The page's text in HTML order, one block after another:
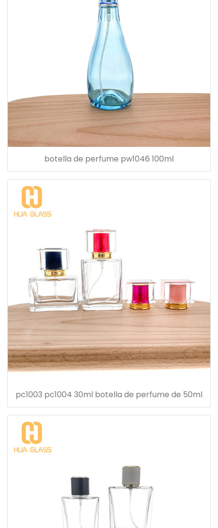
botella de perfume pw1046 100ml
pc1003 pc1004 30ml botella de perfume de 50ml